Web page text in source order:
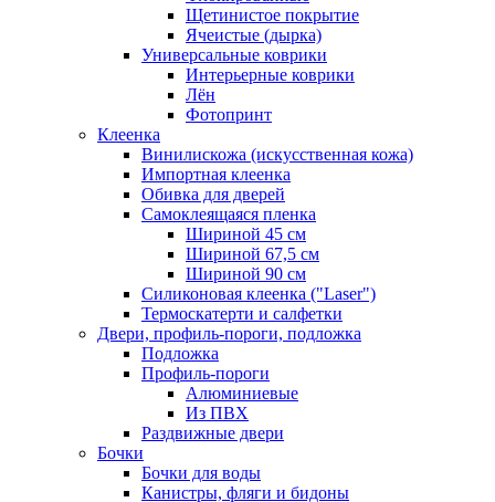
Щетинистое покрытие
Ячеистые (дырка)
Универсальные коврики
Интерьерные коврики
Лён
Фотопринт
Клеенка
Винилискожа (искусственная кожа)
Импортная клеенка
Обивка для дверей
Самоклеящаяся пленка
Шириной 45 см
Шириной 67,5 см
Шириной 90 см
Силиконовая клеенка ("Laser")
Термоскатерти и салфетки
Двери, профиль-пороги, подложка
Подложка
Профиль-пороги
Алюминиевые
Из ПВХ
Раздвижные двери
Бочки
Бочки для воды
Канистры, фляги и бидоны